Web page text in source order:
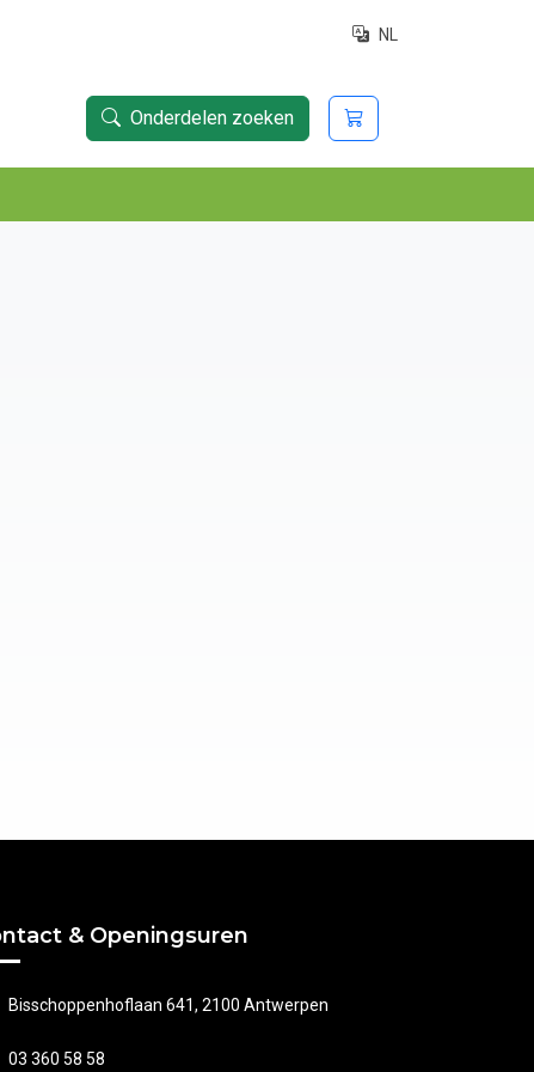
NL
Onderdelen zoeken
& Openingsuren
Bisschoppenhoflaan 641, 2100 Antwerpen
03 360 58 58